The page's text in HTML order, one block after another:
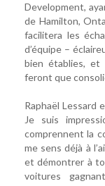
Development,
de Hamilton,
facilitera les
d’équipe –
bien établies, et
feront que
Raphaël Lessard
Je suis
comprennent la
me sens déjà à
et démontrer à
voitures